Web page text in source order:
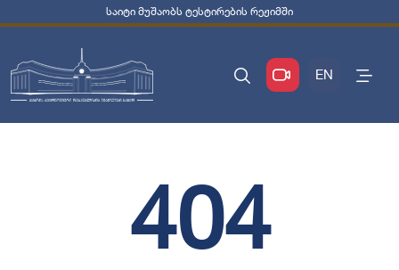
საიტი მუშაობს ტესტირების რეჟიმში
EN
404